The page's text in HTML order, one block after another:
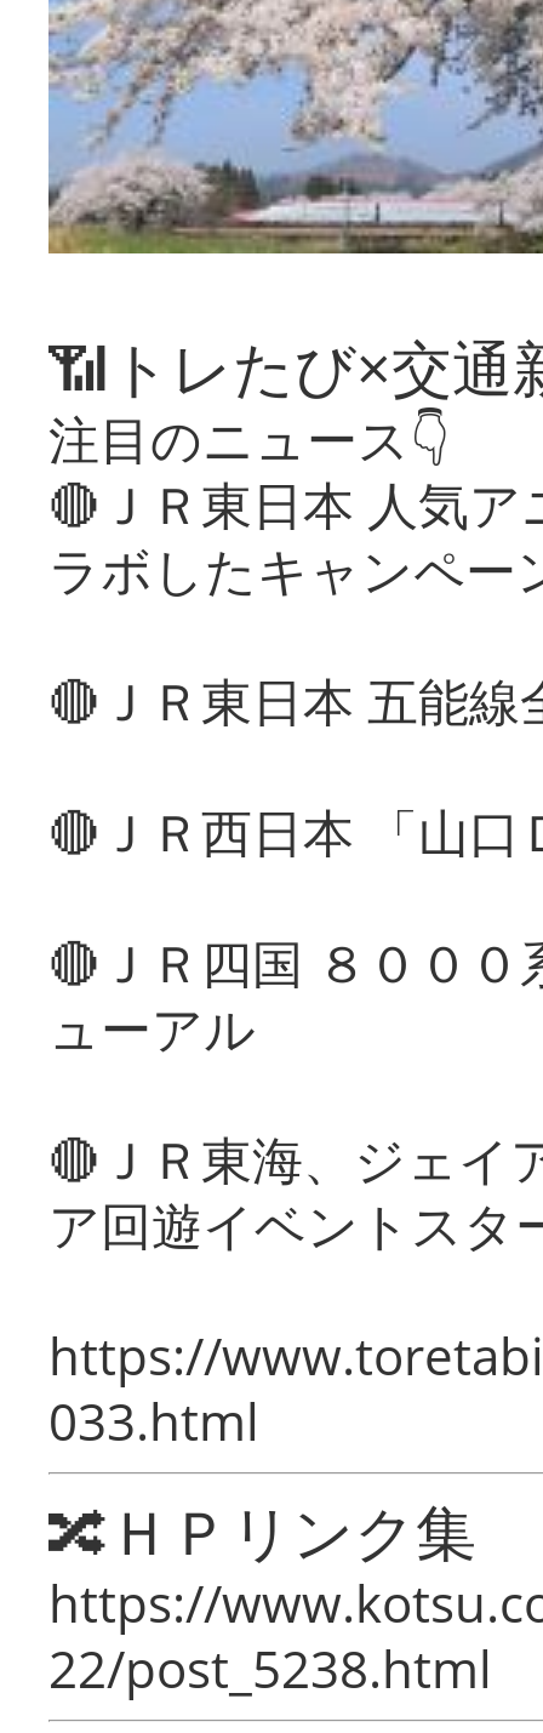
📶トレたび×交通
注目のニュース👇
🔴ＪＲ東日本 人気
ラボしたキャンペー
🔴ＪＲ東日本 五能
🔴ＪＲ西日本 「山
🔴ＪＲ四国 ８００
ューアル
🔴ＪＲ東海、ジェイ
ア回遊イベントスタ
https://
033.html
🔀ＨＰリンク集
https://
22/post_5238.html